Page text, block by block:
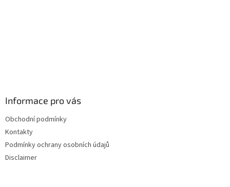
Informace pro vás
Obchodní podmínky
Kontakty
Podmínky ochrany osobních údajů
Disclaimer